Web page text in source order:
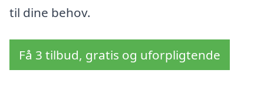
til dine behov.
Få 3 tilbud, gratis og uforpligtende